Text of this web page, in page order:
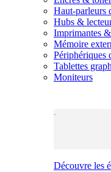
Haut-parleurs
Hubs &
Imprimantes
Mémoire
Périphériques
Tablettes
Moniteurs
Découvre les